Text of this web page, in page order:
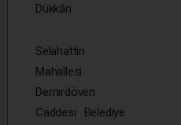
Dükkân
Selahattin
Mahallesi
Demirdöven
Caddesi Belediye